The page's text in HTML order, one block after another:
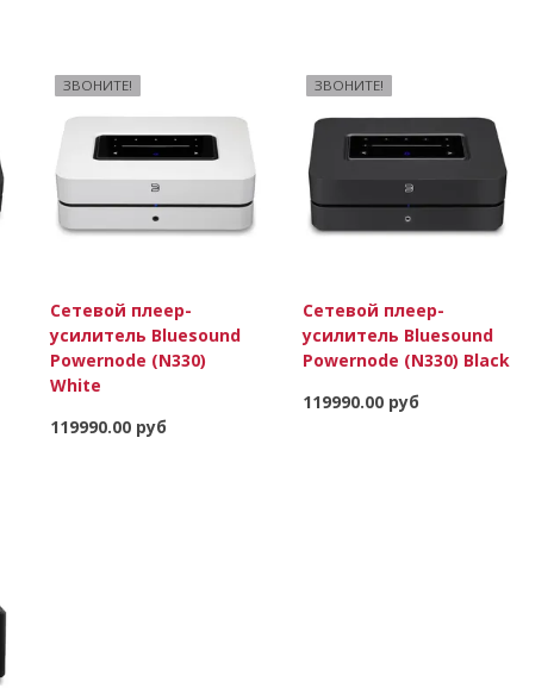
ЗВОНИТЕ!
Сетевой плеер-
усилитель Bluesound
Powernode (N330)
White
119990.00 руб
ЗВОНИТЕ!
Сетевой плеер-
усилитель Bluesound
Powernode (N330) Black
119990.00 руб